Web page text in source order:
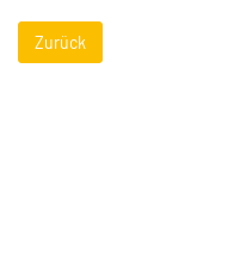
Zurück